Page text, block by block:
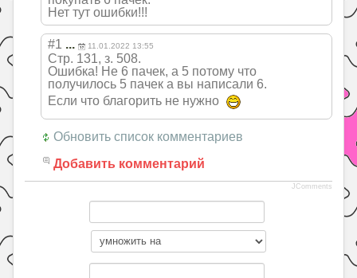
Нет тут ошибки!!!
#1 ... 11.01.2022 13:55
Стр. 131, з. 508.
Ошибка! Не 6 пачек, а 5 потому что
получилось 5 пачек а вы написали 6.
Если что благорить не нужно
Обновить список комментариев
Добавить комментарий
JComments